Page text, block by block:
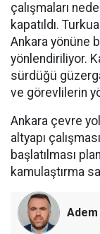
çalışmaları
kapatıldı.
Ankara yönüne
yönlendiriliyor.
sürdüğü
ve görevlilerin
Ankara çevre
altyapı
başlatılması
kamulaştırma